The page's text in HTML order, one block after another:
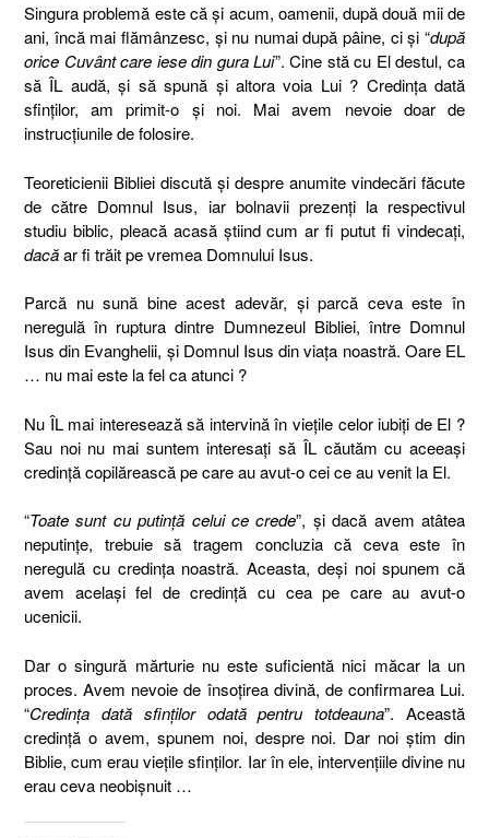
Singura problemă este că şi acum, oamenii, după două mii de
ani, încă mai flămânzesc, şi nu numai după pâine, ci şi “după
orice Cuvânt care iese din gura Lui”. Cine stă cu El destul, ca
să ÎL audă, şi să spună şi altora voia Lui ? Credinţa dată
sfinţilor, am primit-o şi noi. Mai avem nevoie doar de
instrucţiunile de folosire.
Teoreticienii Bibliei discută şi despre anumite vindecări făcute
de către Domnul Isus, iar bolnavii prezenţi la respectivul
studiu biblic, pleacă acasă ştiind cum ar fi putut fi vindecaţi,
dacăar fi trăit pe vremea Domnului Isus.
Parcă nu sună bine acest adevăr, şi parcă ceva este în
neregulă în ruptura dintre Dumnezeul Bibliei, între Domnul
Isus din Evanghelii, şi Domnul Isus din viaţa noastră. Oare EL
… nu mai este la fel ca atunci ?
Nu ÎL mai interesează să intervină în vieţile celor iubiţi de El ?
Sau noi nu mai suntem interesaţi să ÎL căutăm cu aceeaşi
credinţă copilărească pe care au avut-o cei ce au venit la El.
“Toate sunt cu putinţă celui ce crede”, şi dacă avem atâtea
neputinţe, trebuie să tragem concluzia că ceva este în
neregulă cu credinţa noastră. Aceasta, deşi noi spunem că
avem acelaşi fel de credinţă cu cea pe care au avut-o
ucenicii.
Dar o singură mărturie nu este suficientă nici măcar la un
proces. Avem nevoie de însoţirea divină, de confirmarea Lui.
“Credinţa dată sfinţilor odată pentru totdeauna”. Această
credinţă o avem, spunem noi, despre noi. Dar noi ştim din
Biblie, cum erau vieţile sfinţilor. Iar în ele, intervenţiile divine nu
erau ceva neobişnuit …